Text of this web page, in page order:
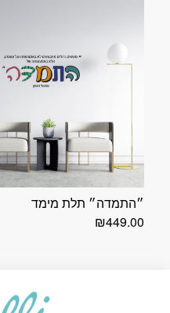
״התמדה״ תלת מימד
₪449.00